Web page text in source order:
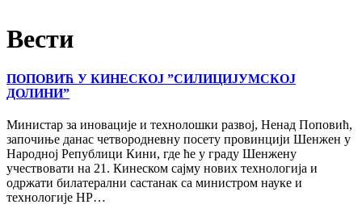
Вести
ПОПОВИЋ У КИНЕСКОЈ ”СИЛИЦИЈУМСКОЈ
ДОЛИНИ”
Министар за иновације и технолошки развој, Ненад Поповић,
започиње данас четвородневну посету провинцији Шенжен у
Народној Републици Кини, где ће у граду Шенжену
учествовати на 21. Кинеском сајму нових технологија и
одржати билатерални састанак са министром науке и
технологије НР…